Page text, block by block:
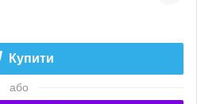
Купити
або